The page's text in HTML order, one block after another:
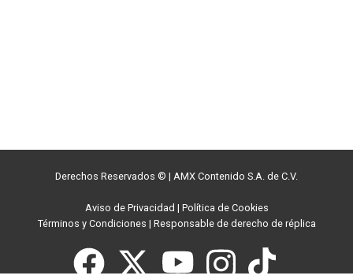
Derechos Reservados © | AMX Contenido S.A. de C.V.
Aviso de Privacidad | Política de Cookies
Términos y Condiciones | Responsable de derecho de réplica